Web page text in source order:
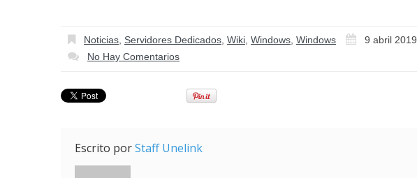
Noticias Servidores Dedicados Wiki Windows Windows 9 abril 2019
No Hay Comentarios
Escrito porStaff Unelink